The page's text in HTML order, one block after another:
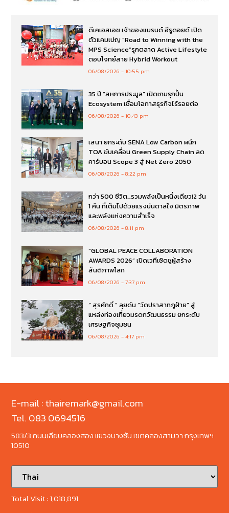
ดีเคเอสเอช เจ้าของแบรนด์ ฮีรูดอยด์ เปิด
ตัวแคมเปญ “Road to Winning with the
MPS Science”รุกตลาด Active Lifestyle
ตอบโจทย์สาย Hybrid Workout
06/08/2026 10:55 pm
35 ปี “สหการประมูล” เปิดเกมรุกปั้น
Ecosystem เชื่อมโอกาสธุรกิจไร้รอยต่อ
06/08/2026 10:43 pm
เสนา ยกระดับ SENA Low Carbon ผนึก
TOA ขับเคลื่อน Green Supply Chain ลด
คาร์บอน Scope 3 สู่ Net Zero 2050
06/08/2026 8:22 pm
กว่า 500 ชีวิต…รวมพลังเป็นหนึ่งเดียว!2 วัน
1 คืน ที่เต็มไปด้วยแรงบันดาลใจ มิตรภาพ
และพลังแห่งความสำเร็จ
06/08/2026 8:11 pm
“GLOBAL PEACE COLLABORATION
AWARDS 2026” เปิดเวทีเชิดชูผู้สร้าง
สันติภาพโลก
06/08/2026 7:37 pm
“ สุรศักดิ์ ” ลุยดัน “วัดปราสาทภูฝ้าย” สู่
แหล่งท่องเที่ยวมรดกวัฒนธรรม ยกระดับ
เศรษฐกิจชุมชน
06/08/2026 4:17 pm
E-mail : thairemark@gmail.com
Tel. 083 0694516
583/3 ถนนเลียบคลองสอง แขวงบางชัน เขตคลองสามวา กรุงเทพฯ
10510
Total Visit :1,018,891